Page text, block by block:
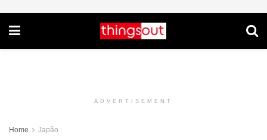
ADVERTISEMENT
Home Japão